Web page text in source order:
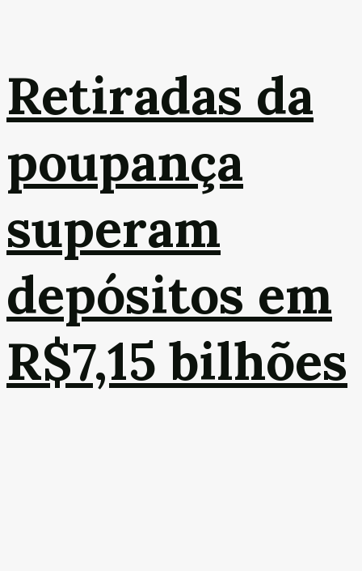
Retiradas da
poupança
superam
depósitos em
R$7,15 bilhões